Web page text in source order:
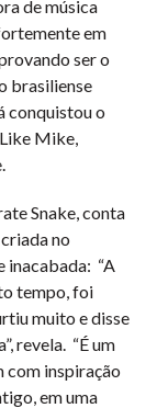
de música
em
ser o
brasiliense
conquistou o
Mike,
Snake, conta
no
inacabada: “A
tempo, foi
muito e disse
revela. “É um
com inspiração
em uma